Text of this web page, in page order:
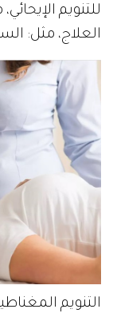
للتنويم
العلاج، مثل:
التنويم